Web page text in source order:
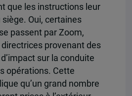
que les instructions leur
Oui, certaines
passent par Zoom,
provenant des
sur la conduite
opérations. Cette
qu’un grand nombre